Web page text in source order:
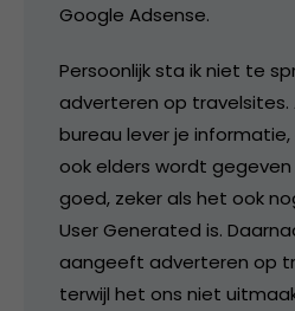
Google Adsense.
Persoonlijk sta ik niet te
adverteren op travelsites.
bureau lever je
ook elders wordt
goed, zeker als het ook
User Generated is.
aangeeft adverteren op
terwijl het ons niet